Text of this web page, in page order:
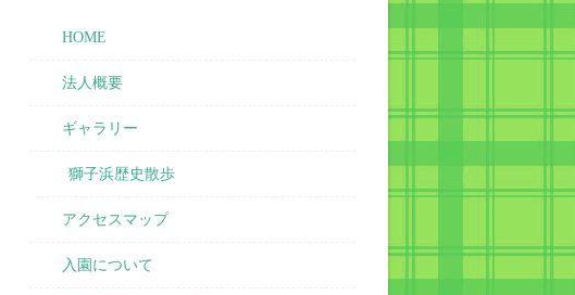
HOME
法人概要
ギャラリー
獅子浜歴史散歩
アクセスマップ
入園について